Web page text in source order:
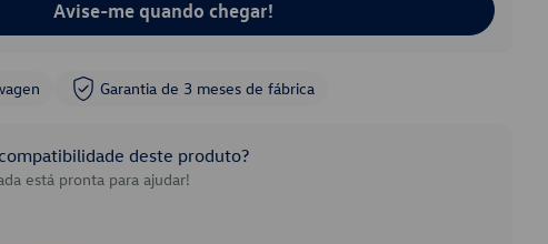
Avise-me quando chegar!
Garantia de 3 meses de fábrica
deste produto?
está pronta para ajudar!